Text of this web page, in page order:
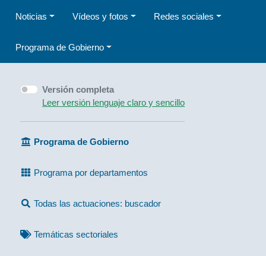
Noticias Vídeos y fotos Redes sociales
Programa de Gobierno
Versión completa
Leer versión lenguaje claro y sencillo
Programa de Gobierno
Programa por departamentos
Todas las actuaciones: buscador
Temáticas sectoriales